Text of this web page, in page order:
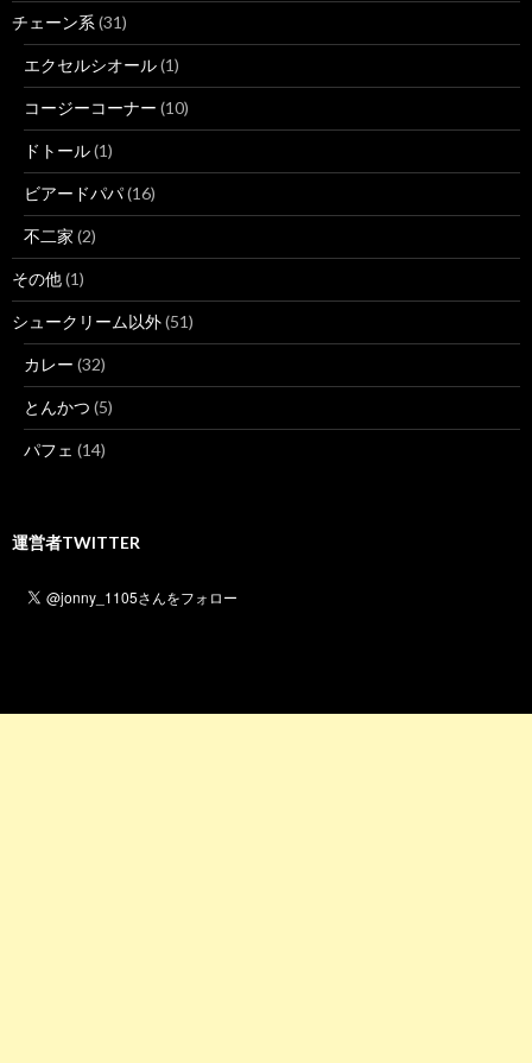
チェーン系 (31)
エクセルシオール(1)
コージーコーナー (10)
ドトール(1)
ビアードパパ(16)
不二家 (2)
その他(1)
シュークリーム以外(51)
カレー (32)
とんかつ (5)
パフェ (14)
運営者TWITTER